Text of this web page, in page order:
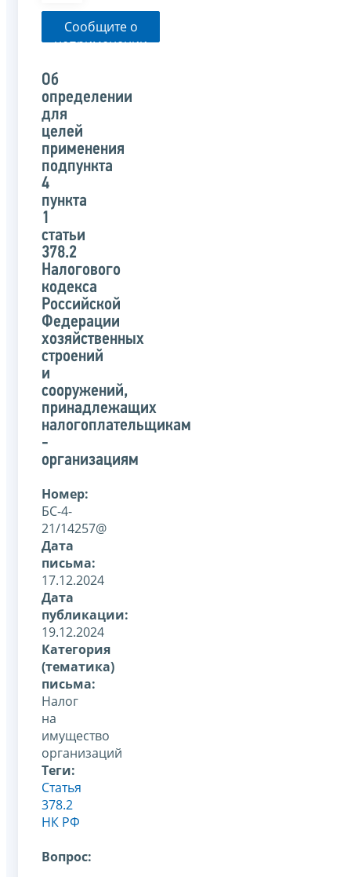
Сообщите о
неприменении
указанного
Об
определении
для
целей
применения
подпункта
4
пункта
1
статьи
378.2
Налогового
кодекса
Российской
Федерации
хозяйственных
строений
и
сооружений,
принадлежащих
налогоплательщикам
-
организациям
Номер:
БС-4-
21/14257@
Дата
письма:
17.12.2024
Дата
публикации:
19.12.2024
Категория
(тематика)
письма:
Налог
на
имущество
организаций
Теги:
Статья
378.2
НК РФ
Вопрос: